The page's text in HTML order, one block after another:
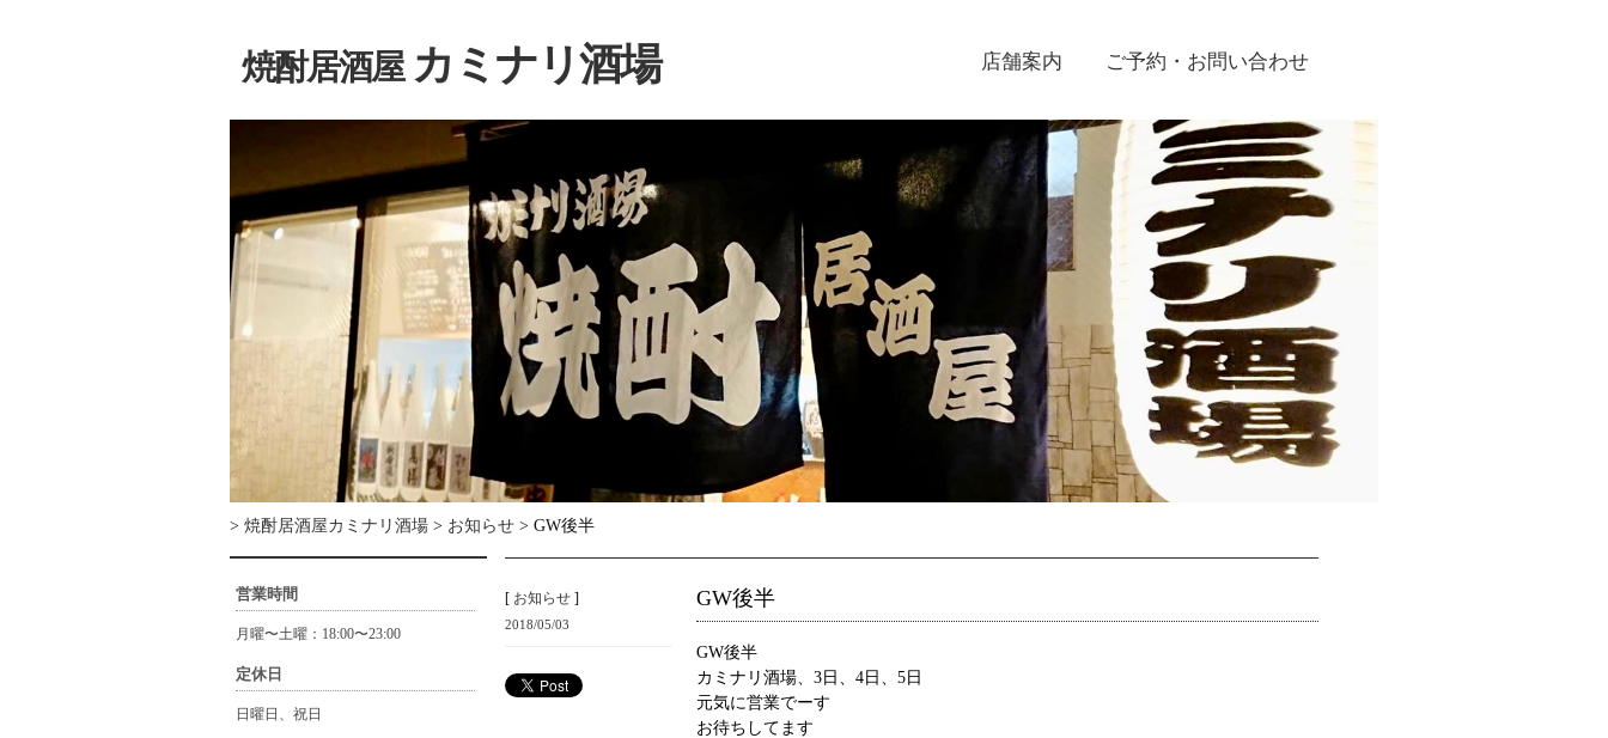
焼酎居酒屋カミナリ酒場 店舗案内 ご予約・お問い合わせ
> 焼酎居酒屋カミナリ酒場 > お知らせ > GW後半
営業時間
月曜〜土曜：18:00〜23:00
定休日
日曜日、祝日
[ お知らせ ]
2018/05/03
GW後半
GW後半
カミナリ酒場、3日、4日、5日
元気に営業でーす
お待ちしてます